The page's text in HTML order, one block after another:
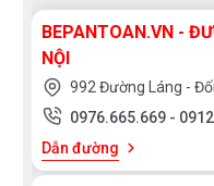
BEPANTOAN.VN -
NỘI
992 Đường Láng -
0976.665.669 -
Dẫn đường